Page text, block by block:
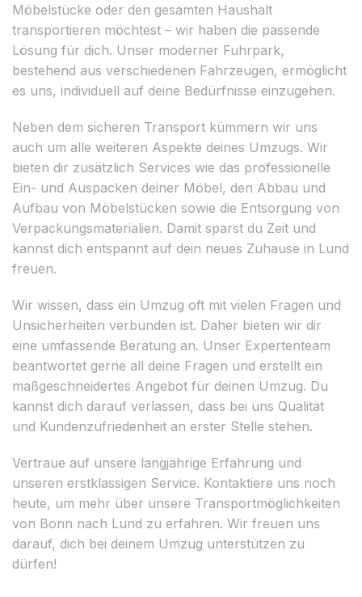
Möbelstücke oder den gesamten Haushalt
transportieren möchtest – wir haben die passende
Lösung für dich. Unser moderner Fuhrpark,
bestehend aus verschiedenen Fahrzeugen, ermöglicht
es uns, individuell auf deine Bedürfnisse einzugehen.
Neben dem sicheren Transport kümmern wir uns
auch um alle weiteren Aspekte deines Umzugs. Wir
bieten dir zusätzlich Services wie das professionelle
Ein- und Auspacken deiner Möbel, den Abbau und
Aufbau von Möbelstücken sowie die Entsorgung von
Verpackungsmaterialien. Damit sparst du Zeit und
kannst dich entspannt auf dein neues Zuhause in Lund
freuen.
Wir wissen, dass ein Umzug oft mit vielen Fragen und
Unsicherheiten verbunden ist. Daher bieten wir dir
eine umfassende Beratung an. Unser Expertenteam
beantwortet gerne all deine Fragen und erstellt ein
maßgeschneidertes Angebot für deinen Umzug. Du
kannst dich darauf verlassen, dass bei uns Qualität
und Kundenzufriedenheit an erster Stelle stehen.
Vertraue auf unsere langjährige Erfahrung und
unseren erstklassigen Service. Kontaktiere uns noch
heute, um mehr über unsere Transportmöglichkeiten
von Bonn nach Lund zu erfahren. Wir freuen uns
darauf, dich bei deinem Umzug unterstützen zu
dürfen!